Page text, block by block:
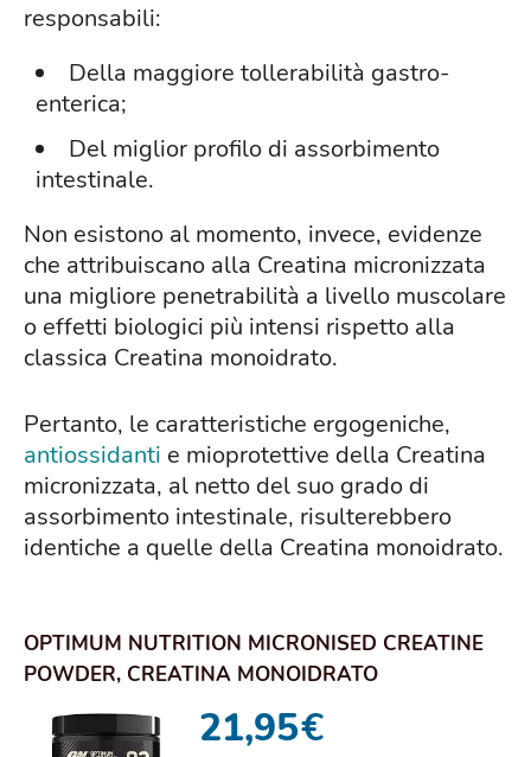
responsabili:
Della maggiore tollerabilità gastro-
enterica;
Del miglior profilo di assorbimento
intestinale.
Non esistono al momento, invece, evidenze
che attribuiscano alla Creatina micronizzata
una migliore penetrabilità a livello muscolare
o effetti biologici più intensi rispetto alla
classica Creatina monoidrato.
Pertanto, le caratteristiche ergogeniche,
antiossidanti e mioprotettive della Creatina
micronizzata, al netto del suo grado di
assorbimento intestinale, risulterebbero
identiche a quelle della Creatina monoidrato.
OPTIMUM NUTRITION MICRONISED CREATINE
POWDER, CREATINA MONOIDRATO
21,95€